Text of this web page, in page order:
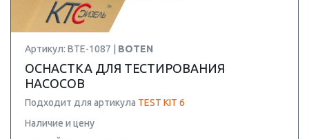
Артикул: BTE-1087 | BOTEN
ОСНАСТКА ДЛЯ ТЕСТИРОВАНИЯ
НАСОСОВ
Подходит для артикула TEST KIT 6
Наличие и цену